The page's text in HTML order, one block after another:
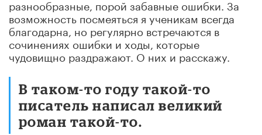
разнообразные, порой забавные ошибки. За
возможность посмеяться я ученикам всегда
благодарна, но регулярно встречаются в
сочинениях ошибки и ходы, которые
чудовищно раздражают. О них и расскажу.
В таком-то году такой-то
писатель написал великий
роман такой-то.